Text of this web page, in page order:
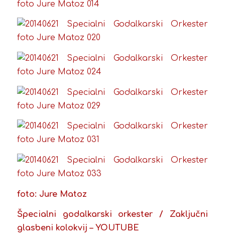
foto: Jure Matoz
Špecialni godalkarski orkester / Zaključni
glasbeni kolokvij – YOUTUBE